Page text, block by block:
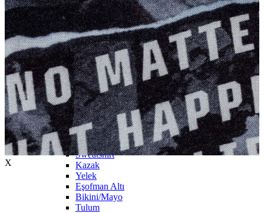
Giyim
Giyim
Jean Pantolon
Pantolon
Gömlek
T-shirt
Polo T-shirt
Bluz
Etek
Elbise
Şort
Kapri
Atlet
Top
Sweatshirt
Kazak
Yelek
Eşofman Altı
Bikini/Mayo
Tulum
X